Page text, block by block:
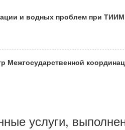
и водных проблем при
Межгосударственной
услуги,